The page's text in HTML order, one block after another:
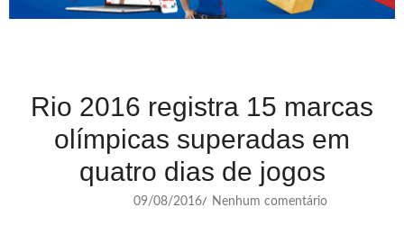
Rio 2016 registra 15 marcas
olímpicas superadas em
quatro dias de jogos
09/08/2016/ Nenhum comentário